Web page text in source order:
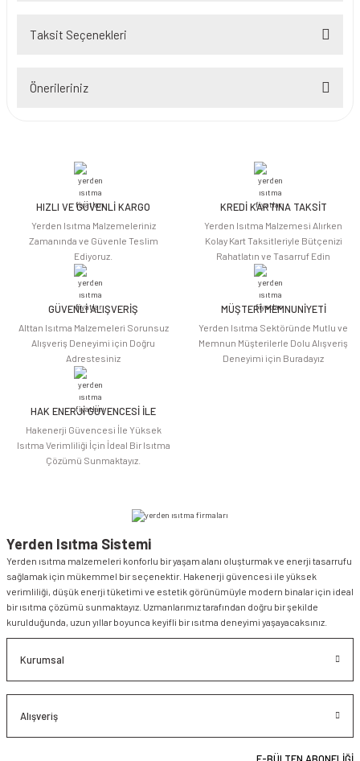
Taksit Seçenekleri
Önerileriniz
iletebilirsiniz.
Görüş ve önerileriniz için teşekkür ederiz.
Ürün açıklamasında eksik bilgiler bulunuyor.
Ürün bilgilerinde hatalar bulunuyor.
Ürün fiyatı diğer sitelerden daha pahalı.
Bu ürüne benzer farklı alternatifler olmalı.
HIZLI VE GÜVENLİ KARGO
Yerden Isıtma Malzemeleriniz
Zamanında ve Güvenle Teslim
Ediyoruz.
KREDİ KARTINA TAKSİT
Yerden Isıtma Malzemesi Alırken
Kolay Kart Taksitleriyle Bütçenizi
Rahatlatın ve Tasarruf Edin
GÜVENLİ ALIŞVERİŞ
Alttan Isıtma Malzemeleri Sorunsuz
Alışveriş Deneyimi için Doğru
Adrestesiniz
MÜŞTERİ MEMNUNİYETİ
Yerden Isıtma Sektöründe Mutlu ve
Memnun Müşterilerle Dolu Alışveriş
Deneyimi için Buradayız
HAK ENERJİ GÜVENCESİ İLE
Hakenerji Güvencesi İle Yüksek
Isıtma Verimliliği İçin İdeal Bir Isıtma
Çözümü Sunmaktayız.
Yerden Isıtma Sistemi
Yerden ısıtma malzemeleri konforlu bir yaşam alanı oluşturmak ve enerji tasarrufu
sağlamak için mükemmel bir seçenektir. Hakenerji güvencesi ile yüksek
verimliliği, düşük enerji tüketimi ve estetik görünümüyle modern binalar için ideal
bir ısıtma çözümü sunmaktayız. Uzmanlarımız tarafından doğru bir şekilde
kurulduğunda, uzun yıllar boyunca keyifli bir ısıtma deneyimi yaşayacaksınız.
Kurumsal
Alışveriş